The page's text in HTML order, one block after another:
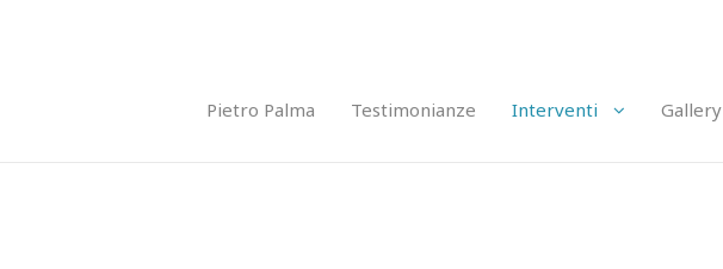
Pietro Palma Testimonianze Interventi Gallery